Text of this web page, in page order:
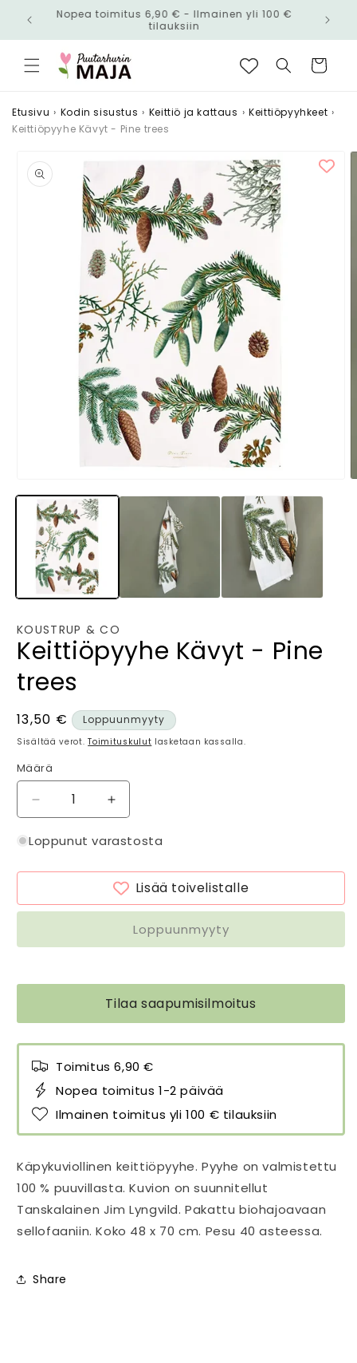
siirry
Nopea toimitus 6,90 € - Ilmainen yli 100 €
tilauksiin
Ostoskori
Etusivu › Kodin sisustus › Keittiö ja kattaus › Keittiöpyyhkeet ›
Keittiöpyyhe Kävyt - Pine trees
tuotetietoihin
aineisto
modaalisessa
ikkunassa
KOUSTRUP & CO
Keittiöpyyhe Kävyt - Pine
trees
Normaalihinta
13,50 € Loppuunmyyty
Sisältää verot.Toimituskulut lasketaan kassalla.
Määrä
Määrä
Vähennä
tuotteen
Keittiöpyyhe
-
trees
Lisää
tuotteen
Keittiöpyyhe
-
Pine
trees
määrää
Loppunut varastosta
Lisää toivelistalle
Loppuunmyyty
Tilaa saapumisilmoitus
Toimitus 6,90 €
Nopea toimitus 1-2 päivää
Ilmainen toimitus yli 100 € tilauksiin
Käpykuviollinen keittiöpyyhe. Pyyhe on valmistettu
100 % puuvillasta. Kuvion on suunnitellut
Tanskalainen Jim Lyngvild. Pakattu biohajoavaan
sellofaaniin. Koko 48 x 70 cm. Pesu 40 asteessa.
Share